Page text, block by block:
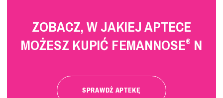
ZOBACZ, W JAKIEJ APTECE
MOŻESZ KUPIĆ FEMANNOSE® N
SPRAWDŹ APTEKĘ